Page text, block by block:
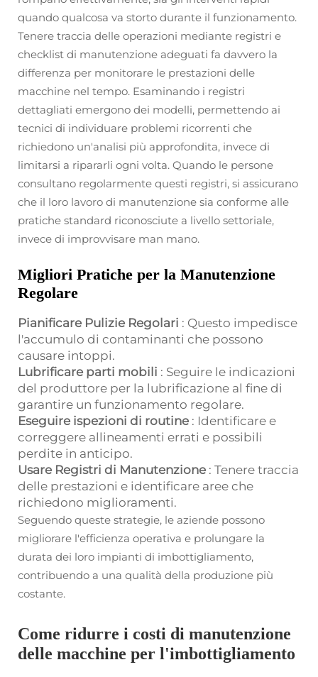
quando qualcosa va storto durante il funzionamento.
Tenere traccia delle operazioni mediante registri e
checklist di manutenzione adeguati fa davvero la
differenza per monitorare le prestazioni delle
macchine nel tempo. Esaminando i registri
dettagliati emergono dei modelli, permettendo ai
tecnici di individuare problemi ricorrenti che
richiedono un'analisi più approfondita, invece di
limitarsi a ripararli ogni volta. Quando le persone
consultano regolarmente questi registri, si assicurano
che il loro lavoro di manutenzione sia conforme alle
pratiche standard riconosciute a livello settoriale,
invece di improvvisare man mano.
Migliori Pratiche per la Manutenzione
Regolare
Pianificare Pulizie Regolari : Questo impedisce
l'accumulo di contaminanti che possono
causare intoppi.
Lubrificare parti mobili : Seguire le indicazioni
del produttore per la lubrificazione al fine di
garantire un funzionamento regolare.
Eseguire ispezioni di routine : Identificare e
correggere allineamenti errati e possibili
perdite in anticipo.
Usare Registri di Manutenzione : Tenere traccia
delle prestazioni e identificare aree che
richiedono miglioramenti.
Seguendo queste strategie, le aziende possono
migliorare l'efficienza operativa e prolungare la
durata dei loro impianti di imbottigliamento,
contribuendo a una qualità della produzione più
costante.
Come ridurre i costi di manutenzione
delle macchine per l'imbottigliamento